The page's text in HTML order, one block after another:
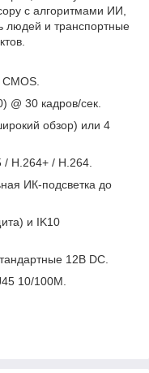
с алгоритмами ИИ,
людей и транспортные
@ 30 кадров/сек.
обзор) или 4
H.264+ / H.264.
ИК-подсветка до
и IK10
12В DC.
10/100М.